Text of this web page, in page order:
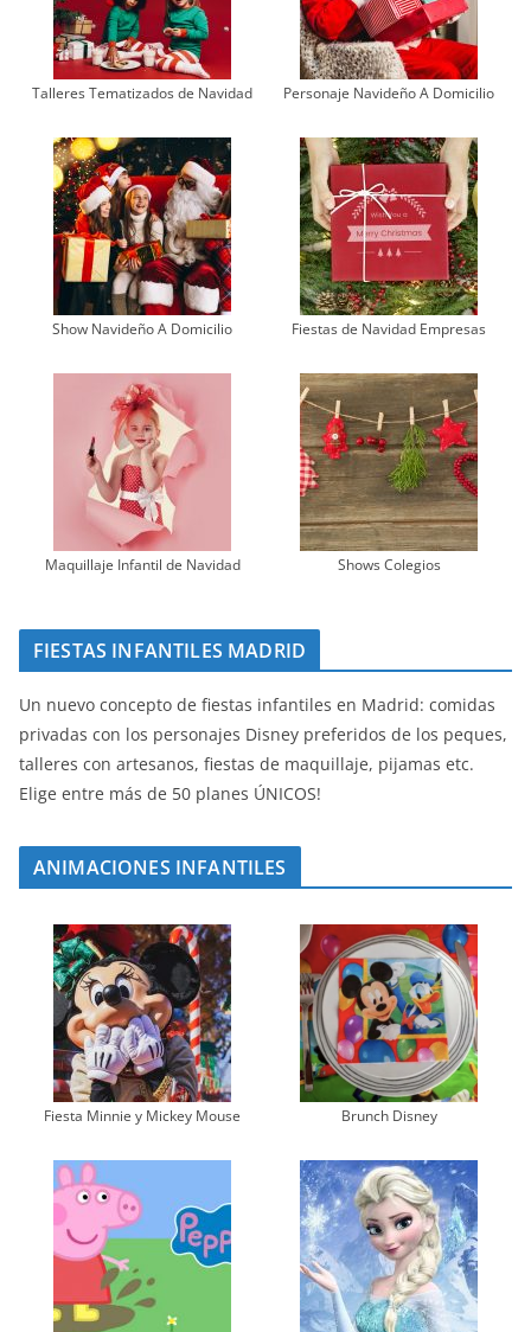
Talleres Tematizados de Navidad Personaje Navideño A Domicilio
Show Navideño A Domicilio Fiestas de Navidad Empresas
Maquillaje Infantil de Navidad Shows Colegios
FIESTAS INFANTILES MADRID
Un nuevo concepto de fiestas infantiles en Madrid: comidas
privadas con los personajes Disney preferidos de los peques,
talleres con artesanos, fiestas de maquillaje, pijamas etc.
Elige entre más de 50 planes ÚNICOS!
ANIMACIONES INFANTILES
Fiesta Minnie y Mickey Mouse Brunch Disney